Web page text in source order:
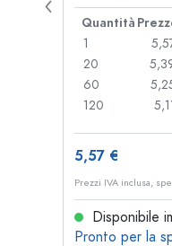
Quantità
1
20
60
120
5,57 €
Prezzi IVA inclusa,
Disponibile
Pronto per la